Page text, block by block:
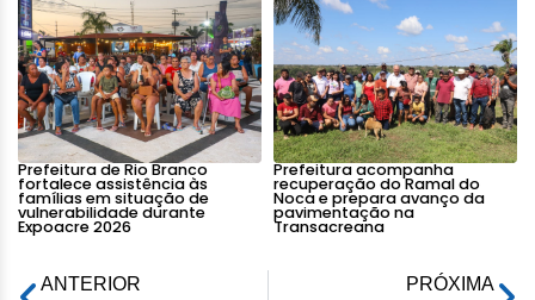
Prefeitura de Rio Branco
fortalece assistência às
famílias em situação de
vulnerabilidade durante
Expoacre 2026
Prefeitura acompanha
recuperação do Ramal do
Noca e prepara avanço da
pavimentação na
Transacreana
ANTERIOR
PRÓXIMA